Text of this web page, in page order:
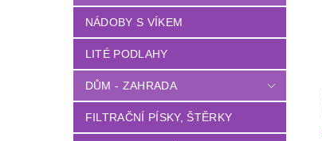
NÁDOBY S VÍKEM
LITÉ PODLAHY
DŮM - ZAHRADA
FILTRAČNÍ PÍSKY, ŠTĚRKY